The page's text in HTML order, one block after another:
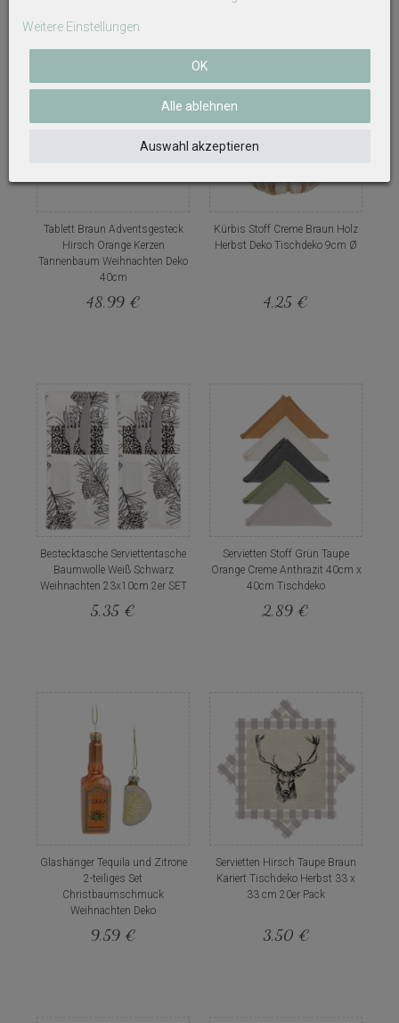
Weitere interessante Artikel
Tablett Braun Adventsgesteck
Hirsch Orange Kerzen
Tannenbaum Weihnachten Deko
40cm
48,99 €
Kürbis Stoff Creme Braun Holz
Herbst Deko Tischdeko 9cm Ø
4,25 €
Bestecktasche Serviettentasche
Baumwolle Weiß Schwarz
Weihnachten 23x10cm 2er SET
5,35 €
Servietten Stoff Grün Taupe
Orange Creme Anthrazit 40cm x
40cm Tischdeko
2,89 €
Glashänger Tequila und Zitrone
2-teiliges Set
Christbaumschmuck
Weihnachten Deko
9,59 €
Servietten Hirsch Taupe Braun
Kariert Tischdeko Herbst 33 x
33 cm 20er Pack
3,50 €
Weitere Einstellungen
OK
Alle ablehnen
Auswahl akzeptieren